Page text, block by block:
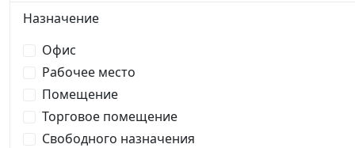
Назначение
Офис
Рабочее место
Помещение
Торговое помещение
Свободного назначения